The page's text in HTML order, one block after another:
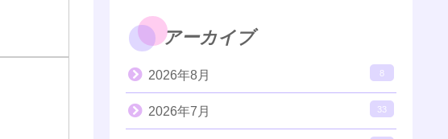
アーカイブ
2026年8月 8
2026年7月 33